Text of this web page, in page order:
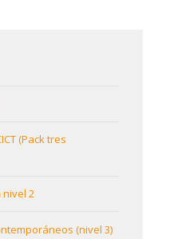
(Pack tres
2
(nivel 3)